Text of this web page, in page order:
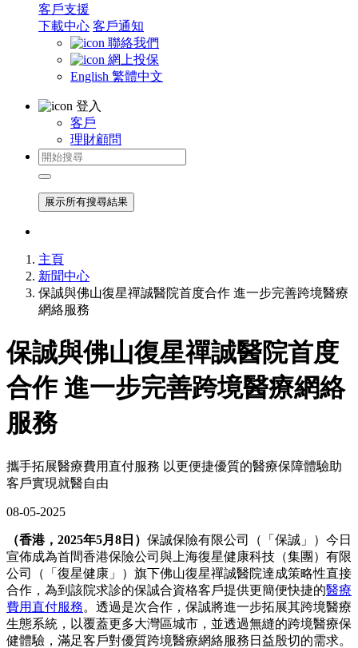
客戶支援
下載中心 客戶通知
聯絡我們
網上投保
English 繁體中文
登入
客戶
理財顧問
展示所有搜尋結果
主頁
新聞中心
保誠與佛山復星禪誠醫院首度合作 進一步完善跨境醫療
網絡服務
保誠與佛山復星禪誠醫院首度
合作 進一步完善跨境醫療網絡
服務
攜手拓展醫療費用直付服務 以更便捷優質的醫療保障體驗助
客戶實現就醫自由
08-05-2025
（香港，2025年5月8日） 保誠保險有限公司（「保誠」）今日
宣佈成為首間香港保險公司與上海復星健康科技（集團）有限
公司（「復星健康」）旗下佛山復星禪誠醫院達成策略性直接
合作，為到該院求診的保誠合資格客戶提供更簡便快捷的醫療
費用直付服務。透過是次合作，保誠將進一步拓展其跨境醫療
生態系統，以覆蓋更多大灣區城市，並透過無縫的跨境醫療保
健體驗，滿足客戶對優質跨境醫療網絡服務日益殷切的需求。